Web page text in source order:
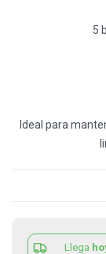
5
Ideal para
Llega